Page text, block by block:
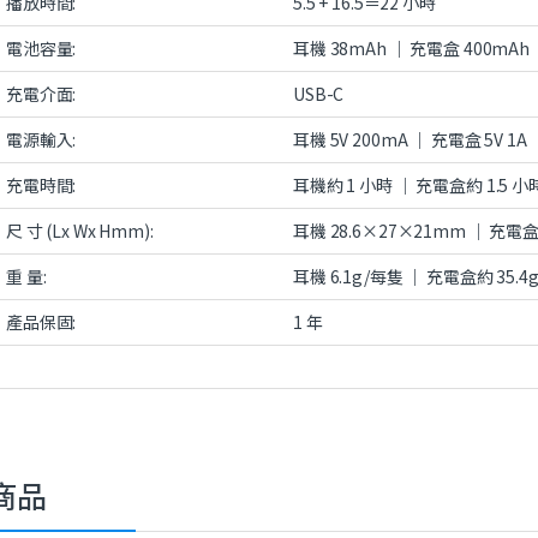
電池容量:
耳機 38mAh ｜ 充電盒 400mAh
充電介面:
USB-C
電源輸入:
耳機 5V 200mA ｜ 充電盒 5V 1A
充電時間:
耳機約 1 小時 ｜ 充電盒約 1.5 小
尺 寸 (Lx Wx Hmm):
耳機 28.6×27×21mm ｜ 充電
重 量:
耳機 6.1g/每隻 ｜ 充電盒約 35.4g
產品保固:
1 年
品